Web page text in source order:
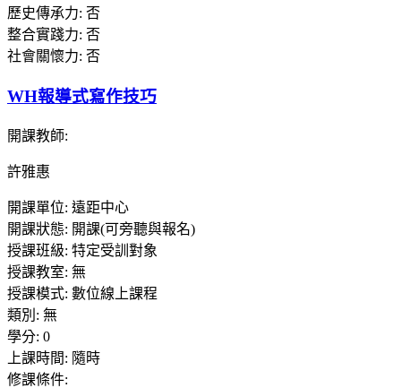
歷史傳承力: 否
整合實踐力: 否
社會關懷力: 否
WH報導式寫作技巧
開課教師:
許雅惠
開課單位: 遠距中心
開課狀態: 開課(可旁聽與報名)
授課班級: 特定受訓對象
授課教室: 無
授課模式: 數位線上課程
類別 : 無
學分: 0
上課時間: 隨時
修課條件: